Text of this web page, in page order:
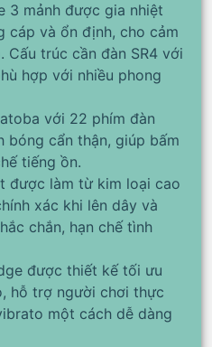
3 mảnh được gia nhiệt
cáp và ổn định, cho cảm
Cấu trúc cần đàn SR4 với
hợp với nhiều phong
với 22 phím đàn
bóng cẩn thận, giúp bấm
tiếng ồn.
được làm từ kim loại cao
xác khi lên dây và
chắn, hạn chế tình
được thiết kế tối ưu
hỗ trợ người chơi thực
một cách dễ dàng